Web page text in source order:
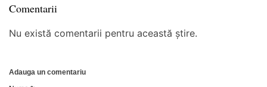
Comentarii
Nu există comentarii pentru această știre.
Adauga un comentariu